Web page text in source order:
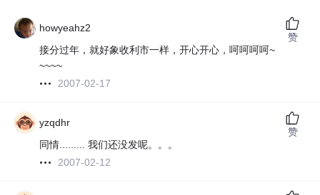
howyeahz2
接分过年，就好象收利市一样，开心开心，呵呵呵呵~
~~~~
2007-02-17
赞
yzqdhr
同情......... 我们还没发呢。。。
2007-02-12
赞